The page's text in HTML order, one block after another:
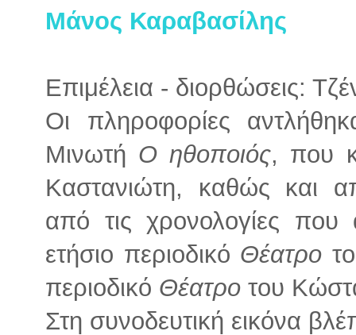
Μάνος Καραβασίλης
Επιμέλεια - διορθώσεις:
Οι πληροφορίες
Μινωτή Ο ηθοποιός, που
Καστανιώτη, καθώς και
από τις χρονολογίες
ετήσιο περιοδικό Θέατρο
περιοδικό Θέατρο του
Στη συνοδευτική εικόνα